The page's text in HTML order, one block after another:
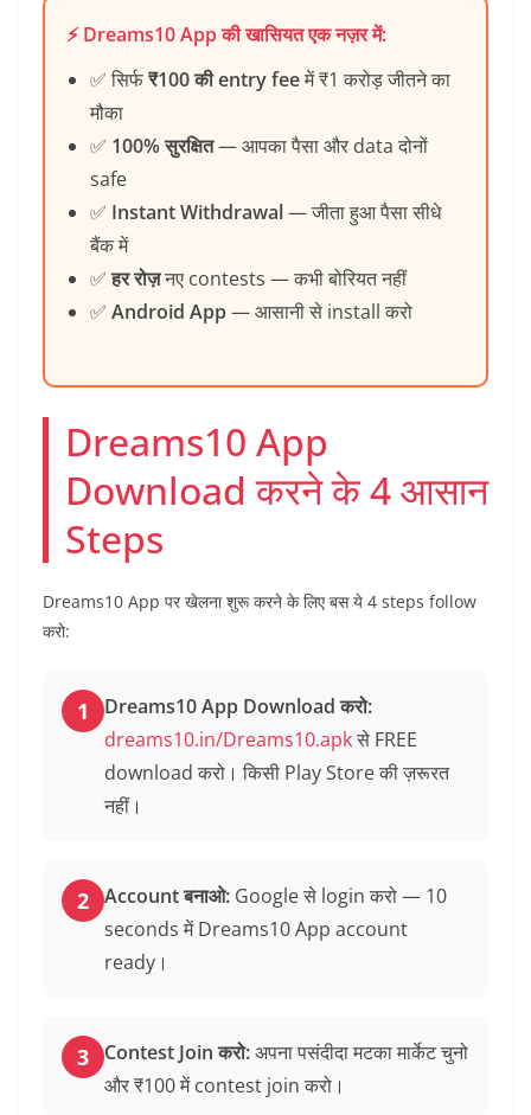
⚡ Dreams10 App की खासियत एक नज़र में:
✅ सिर्फ₹100 की entry feeमें ₹1 करोड़ जीतने का
मौका
✅ 100% सुरक्षित— आपका पैसा और data दोनों
safe
✅ Instant Withdrawal— जीता हुआ पैसा सीधे
बैंक में
✅हर रोज़नए contests — कभी बोरियत नहीं
✅ Android App— आसानी से install करो
Dreams10 App
Download करने के 4 आसान
Steps
Dreams10 App पर खेलना शुरू करने के लिए बस ये 4 steps follow
करो:
1
Dreams10 App Download करो:
dreams10.in/Dreams10.apkसे FREE
download करो। किसी Play Store की ज़रूरत
नहीं।
2 Account बनाओ: Google से login करो — 10
seconds में Dreams10 App account
ready।
3 Contest Join करो:अपना पसंदीदा मटका मार्केट चुनो
और ₹100 में contest join करो।